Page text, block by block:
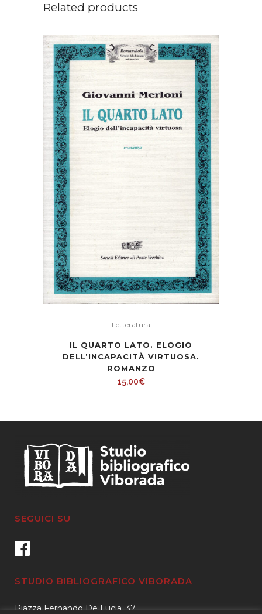
Related products
Letteratura
IL QUARTO LATO. ELOGIO
DELL’INCAPACITÀ VIRTUOSA.
ROMANZO
15,00€
SEGUICI SU
STUDIO BIBLIOGRAFICO VIBORADA
Piazza Fernando De Lucia, 37